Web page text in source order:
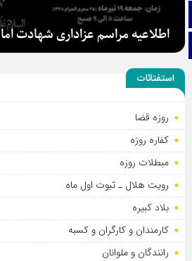
اینستاگرام
تلگرام
اطلاعیه مراسم عزاداری شهادت
استفتائات
روزه قضا
کفاره روزه
مبطلات روزه
رویت هلال ـ ثبوت اول ماه
بلاد کبیره
کارمندان و کارگران و کسبه
رانندگان و ملوانان